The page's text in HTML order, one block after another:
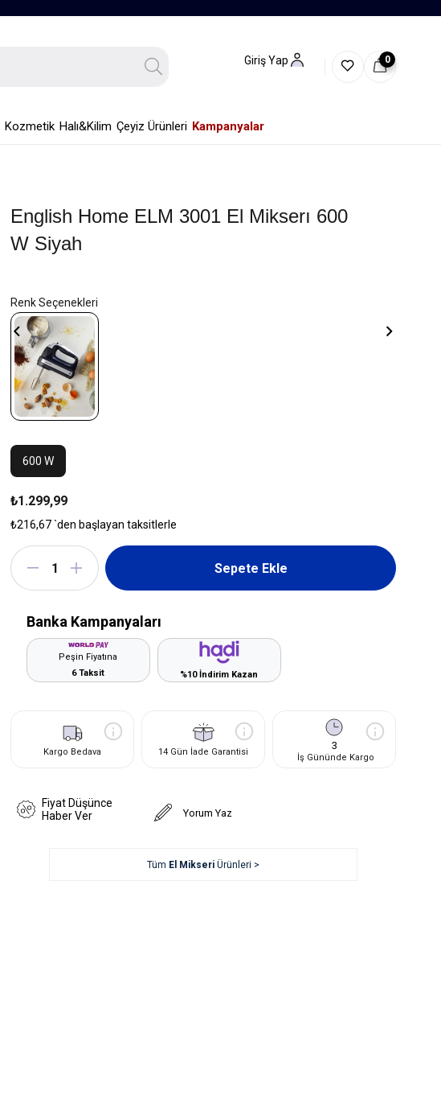
Giriş Yap 0
Kozmetik Halı&Kilim Çeyiz Ürünleri Kampanyalar
English Home ELM 3001 El Mikserı 600
W Siyah
600 W
₺1.299,99
₺216,67`den başlayan taksitlerle
Banka Kampanyaları
Peşin Fiyatına
6 Taksit
%10 İndirim Kazan
Kargo Bedava 14 Gün İade Garantisi 3
İş Gününde Kargo
Fiyat Düşünce
Haber Ver
Yorum Yaz
Tüm El Mikseri Ürünleri >